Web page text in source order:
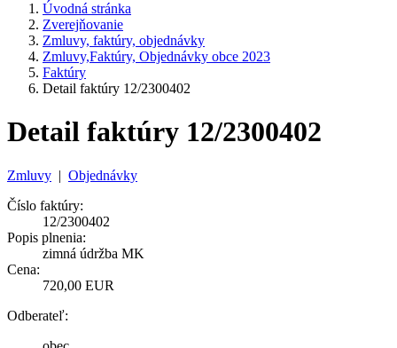
Úvodná stránka
Zverejňovanie
Zmluvy, faktúry, objednávky
Zmluvy,Faktúry, Objednávky obce 2023
Faktúry
Detail faktúry 12/2300402
Detail faktúry 12/2300402
Zmluvy | Objednávky
Číslo faktúry:
12/2300402
Popis plnenia:
zimná údržba MK
Cena:
720,00 EUR
Odberateľ: